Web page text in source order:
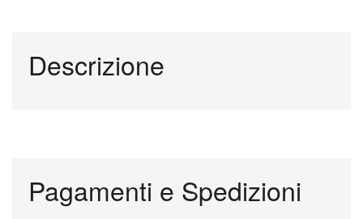
Descrizione
Pagamenti e Spedizioni